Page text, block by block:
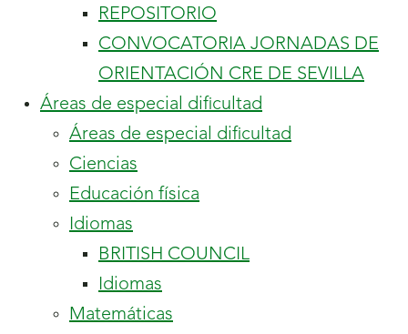
REPOSITORIO
CONVOCATORIA JORNADAS DE
ORIENTACIÓN CRE DE SEVILLA
Áreas de especial dificultad
8
Áreas de especial dificultad
Ciencias
Educación física
Idiomas
2
hijos.
BRITISH COUNCIL
Idiomas
Matemáticas